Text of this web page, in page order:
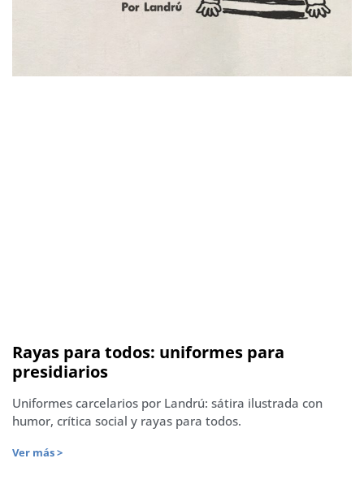
Rayas para todos: uniformes para
presidiarios
Uniformes carcelarios por Landrú: sátira ilustrada con
humor, crítica social y rayas para todos.
Ver más >